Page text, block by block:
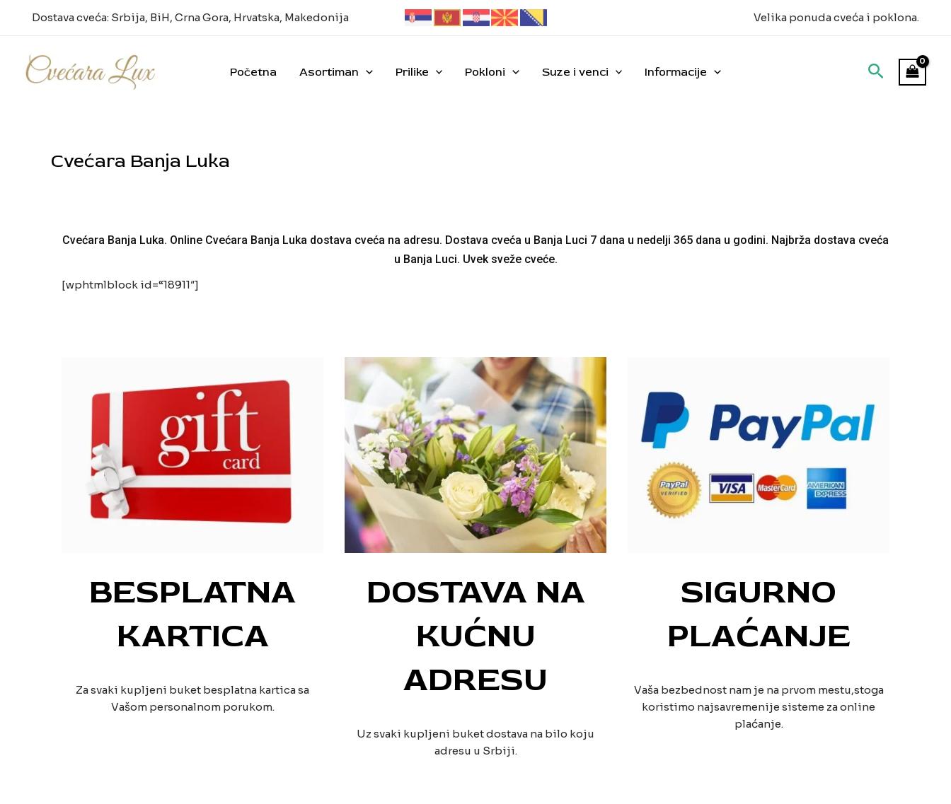
Dostava cveća: Srbija, BiH, Crna Gora, Hrvatska, Makedonija Velika ponuda cveća i poklona.
Početna Asortiman Prilike Pokloni Suze i venci Informacije
Cvećara Banja Luka
Cvećara Banja Luka. Online Cvećara Banja Luka dostava cveća na adresu. Dostava cveća u Banja Luci 7 dana u nedelji 365 dana u godini. Najbrža dostava cveća
u Banja Luci. Uvek sveže cveće.
[wphtmlblock id=“18911″]
BESPLATNA
KARTICA
Za svaki kupljeni buket besplatna kartica sa
Vašom personalnom porukom.
DOSTAVA NA
KUĆNU
ADRESU
Uz svaki kupljeni buket dostava na bilo koju
adresu u Srbiji.
SIGURNO
PLAĆANJE
Vaša bezbednost nam je na prvom mestu,stoga
koristimo najsavremenije sisteme za online
plaćanje.